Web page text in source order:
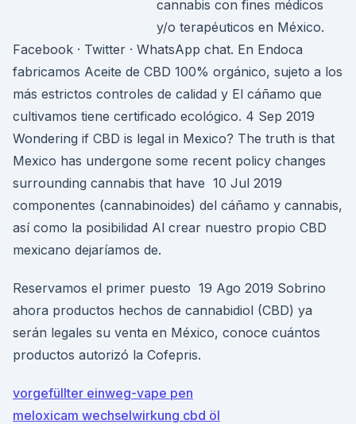
cannabis con fines médicos
y/o terapéuticos en México.
Facebook · Twitter · WhatsApp chat. En Endoca
fabricamos Aceite de CBD 100% orgánico, sujeto a los
más estrictos controles de calidad y El cáñamo que
cultivamos tiene certificado ecológico. 4 Sep 2019
Wondering if CBD is legal in Mexico? The truth is that
Mexico has undergone some recent policy changes
surrounding cannabis that have 10 Jul 2019
componentes (cannabinoides) del cáñamo y cannabis,
así como la posibilidad Al crear nuestro propio CBD
mexicano dejaríamos de.
Reservamos el primer puesto 19 Ago 2019 Sobrino
ahora productos hechos de cannabidiol (CBD) ya
serán legales su venta en México, conoce cuántos
productos autorizó la Cofepris.
vorgefüllter einweg-vape pen
meloxicam wechselwirkung cbd öl